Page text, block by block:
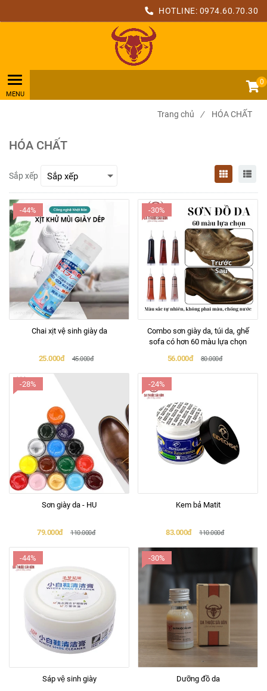
HOTLINE: 0974.60.70.30
0
Trang chủ / HÓA CHẤT
HÓA CHẤT
Sắp xếp
-44%
Chai xịt vệ sinh giày da
25.000đ 45.000đ
-30%
Combo sơn giày da, túi da, ghế
sofa có hơn 60 màu lựa chọn
56.000đ
80.000đ
-28%
Sơn giày da - HU
79.000đ 110.000đ
-24%
Kem bả Matit
83.000đ 110.000đ
-44%
Sáp vệ sinh giày
-30%
Dưỡng đồ da